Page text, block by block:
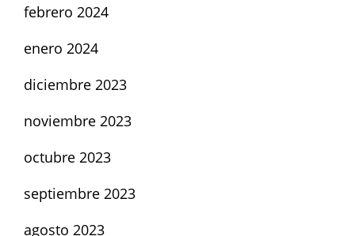
febrero 2024
enero 2024
diciembre 2023
noviembre 2023
octubre 2023
septiembre 2023
agosto 2023